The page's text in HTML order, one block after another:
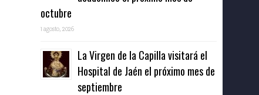
octubre
1 agosto, 2026
La Virgen de la Capilla visitará el
Hospital de Jaén el próximo mes de
septiembre